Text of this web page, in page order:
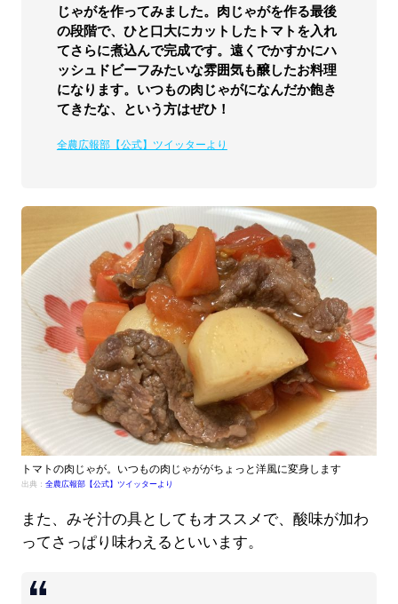
じゃがを作ってみました。肉じゃがを作る最後
の段階で、ひと口大にカットしたトマトを入れ
てさらに煮込んで完成です。遠くでかすかにハ
ッシュドビーフみたいな雰囲気も醸したお料理
になります。いつもの肉じゃがになんだか飽き
てきたな、という方はぜひ！
全農広報部【公式】ツイッターより
トマトの肉じゃが。いつもの肉じゃががちょっと洋風に変身します
出典： 全農広報部【公式】ツイッターより
また、みそ汁の具としてもオススメで、酸味が加わ
ってさっぱり味わえるといいます。